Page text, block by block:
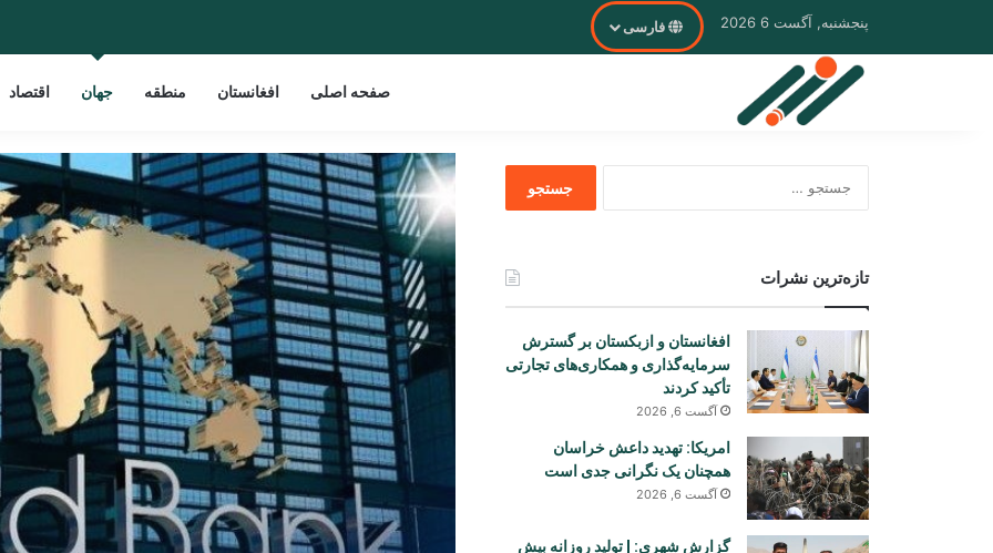
پنجشنبه, آگست 6 2026 فارسی
صفحه اصلی افغانستان منطقه جهان اقتصاد
تازه‌ترین نشرات
افغانستان و ازبکستان بر گسترش
سرمایه‌گذاری و همکاری‌های تجارتی
تأکید کردند
آگست 6, 2026
امریکا: تهدید داعش خراسان
همچنان یک نگرانی جدی است
آگست 6, 2026
گزارش شهری: | تولید روزانه بیش